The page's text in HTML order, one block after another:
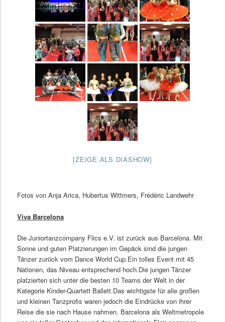
[ZEIGE ALS DIASHOW]
Fotos von Anja Arica, Hubertus Wittmers, Frédéric Landwehr
Viva Barcelona
Die Juniortanzcompany Flics e.V. ist zurück aus Barcelona. Mit
Sonne und guten Platzierungen im Gepäck sind die jungen
Tänzer zurück vom Dance World Cup.Ein tolles Event mit 45
Nationen, das Niveau entsprechend hoch.Die jungen Tänzer
platzierten sich unter die besten 10 Teams der Welt in der
Kategorie Kinder-Quartett Ballett.Das wichtigste für alle großen
und kleinen Tanzprofis waren jedoch die Eindrücke von ihrer
Reise die sie nach Hause nahmen. Barcelona als Weltmetropole